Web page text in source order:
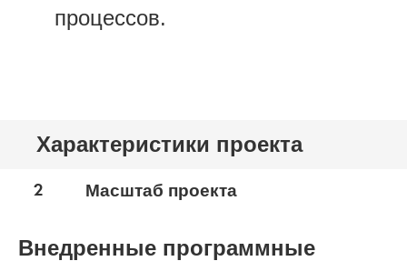
процессов.
Характеристики проекта
2 Масштаб проекта
Внедренные программные